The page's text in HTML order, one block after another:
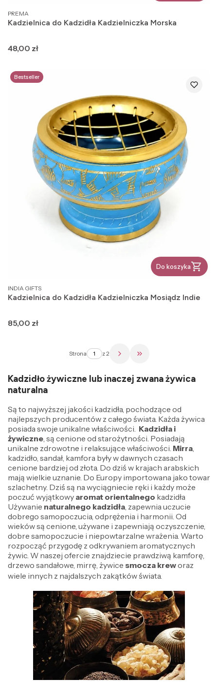
PRODUCENT
PREMA
Kadzielnica do Kadzidła Kadzielniczka Morska
Cena
48,00 zł
Bestseller
Do koszyka
PRODUCENT
INDIA GIFTS
Kadzielnica do Kadzidła Kadzielniczka Mosiądz Indie
Cena
85,00 zł
Strona z 2 Przejdź do ostatniej
Kadzidło żywiczne lub inaczej zwanażywica
naturalna
Są to najwyższej jakości kadzidła, pochodzące od
najlepszych producentów z całego świata. Każda żywica
posiada swoje unikalne właściwości. Kadzidła i
żywiczne, są cenione od starożytności. Posiadają
unikalne zdrowotne i relaksujące właściwości. Mirra,
kadzidło, sandał, kamfora były w dawnych czasach
cenione bardziej od złota. Do dziś w krajach arabskich
mają wielkie uznanie. Do Europy importowana jako towar
szlachetny. Dziś są na wyciągniecie ręki i każdy może
poczuć wyjątkowy aromat orientalnego kadzidła
Używanie naturalnego kadzidła, zapewnia uczucie
dobrego samopoczucia, odprężenia i harmonii. Od
wieków są cenione, używane i zapewniają oczyszczenie,
dobre samopoczucie i niepowtarzalne wrażenia. Warto
rozpocząć przygodę z odkrywaniem aromatycznych
żywic. W naszej ofercie znajdziecie prawdziwą kamforę,
drzewo sandałowe, mirrę, żywice smocza kreworaz
wiele innych z najdalszych zakątków świata.